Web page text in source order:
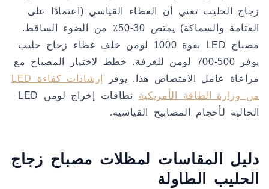
زجاج الحليب تعني أن الغطاء القياسي (اعتمادًا على
العتامة والسماكة) يمتص 30-50٪ من الضوء الساقط.
مصباح LED بقوة 1000 لومن خلف غطاء زجاج حليب
يوفر 500-700 لومن للغرفة. خطط لاختيار المصباح مع
مراعاة عامل الامتصاص هذا. يوفر
إرشادات كفاءة LED
من وزارة الطاقة الأمريكية
نطاقات إخراج لومن LED
الحالية لأحجام المصابيح القياسية.
دليل المقاسات لمظلات مصباح زجاج
الحليب الطاولة